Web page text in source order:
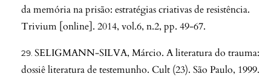
da memória na prisão: estratégias criativas de resistência.
Trivium [online]. 2014, vol.6, n.2, pp. 49-67.
SELIGMANN-SILVA, Márcio. A literatura do trauma:
dossiê literatura de testemunho. Cult (23). São Paulo, 1999.